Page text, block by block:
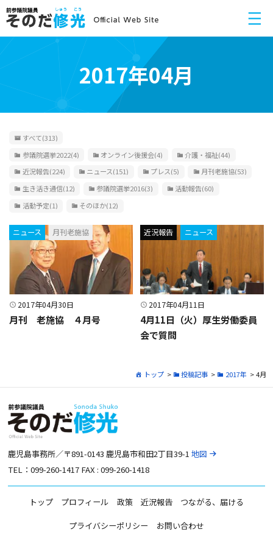
2017年04月
すべて(313)
参議院選挙2022(4) オンライン後援会(4) 介護・福祉(44)
近況報告(224) ニュース(151) プレス(5) 月刊老施協(53)
生き活き通信(12) 参議院選挙2016(3) 活動報告(60)
活動予定(1) そのほか(12)
2017年04月30日
月刊 老施協 ４月号
ニュース 月刊老施協
2017年04月11日
4月11日（火）厚生労働委員
会で質問
近況報告 ニュース
トップ > 投稿記事 > 2017年 > 4月
鹿児島事務所／〒891-0143 鹿児島市和田2丁目39-1地図
TEL：099-260-1417 FAX : 099-260-1418
トップ プロフィール 政策 近況報告 つながる、届ける
プライバシーポリシー お問い合わせ